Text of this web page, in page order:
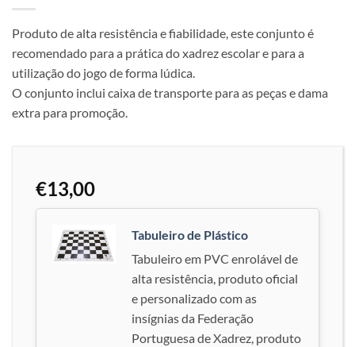
Produto de alta resistência e fiabilidade, este conjunto é
recomendado para a prática do xadrez escolar e para a
utilização do jogo de forma lúdica.
O conjunto inclui caixa de transporte para as peças e dama
extra para promoção.
€13,00
Tabuleiro de Plástico
Tabuleiro em PVC enrolável de
alta resistência, produto oficial
e personalizado com as
insígnias da Federação
Portuguesa de Xadrez, produto